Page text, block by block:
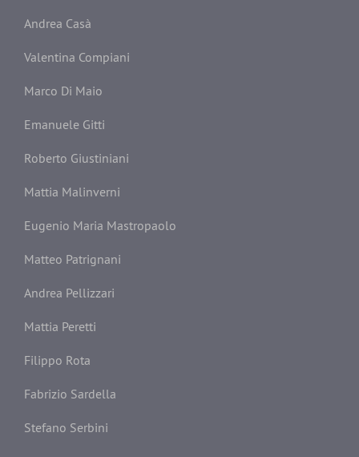
Andrea Casà
Valentina Compiani
Marco Di Maio
Emanuele Gitti
Roberto Giustiniani
Mattia Malinverni
Eugenio Maria Mastropaolo
Matteo Patrignani
Andrea Pellizzari
Mattia Peretti
Filippo Rota
Fabrizio Sardella
Stefano Serbini